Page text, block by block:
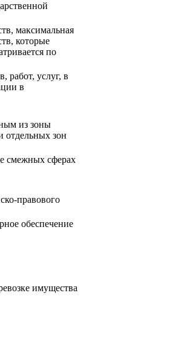
максимальная
которые
по
работ, услуг, в
в
из зоны
отдельных зон
смежных сферах
правового
обеспечение
имущества